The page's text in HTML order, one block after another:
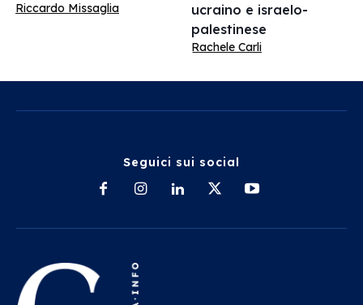
Riccardo Missaglia
ucraino e israelo-
palestinese
Rachele Carli
Seguici sui social